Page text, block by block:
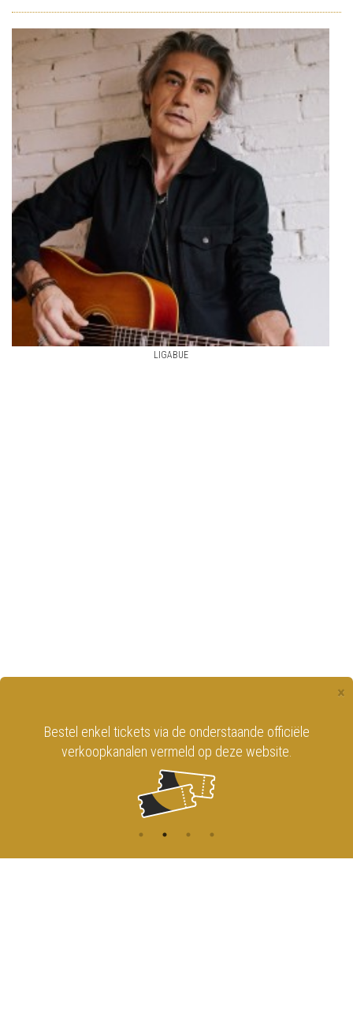
LIGABUE
×
Bestel enkel tickets via de onderstaande officiële
verkoopkanalen vermeld op deze website.